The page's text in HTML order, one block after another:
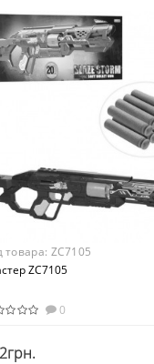
х лет
товара: ZC7105
ZC7105
0